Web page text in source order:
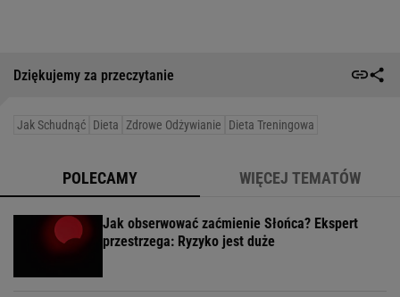
Dziękujemy za przeczytanie
Jak Schudnąć Dieta Zdrowe Odżywianie Dieta Treningowa
POLECAMY WIĘCEJ TEMATÓW
Jak obserwować zaćmienie Słońca? Ekspert
przestrzega: Ryzyko jest duże